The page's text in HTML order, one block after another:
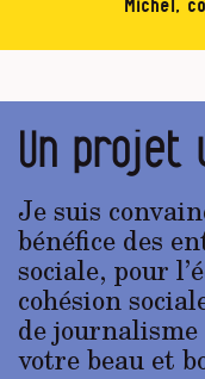
Michel,
Un projet
Je suis
bénéfice des
sociale, pour
cohésion
de
votre beau et